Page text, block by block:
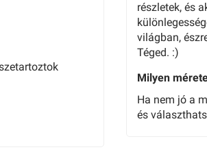
részletek, és
világban,
Téged. :)
Milyen
Ha nem jó a
és